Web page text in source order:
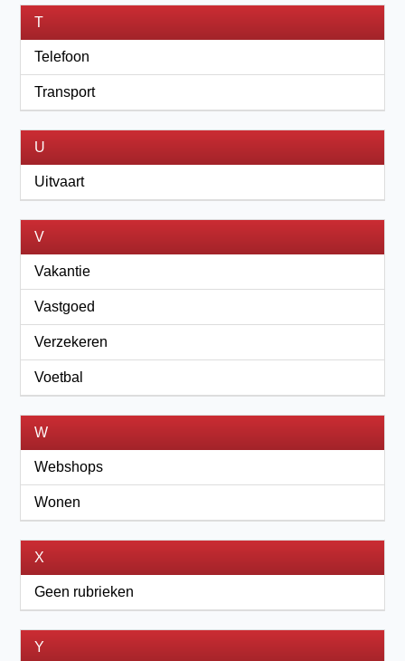
T
Telefoon
Transport
U
Uitvaart
V
Vakantie
Vastgoed
Verzekeren
Voetbal
W
Webshops
Wonen
X
Geen rubrieken
Y